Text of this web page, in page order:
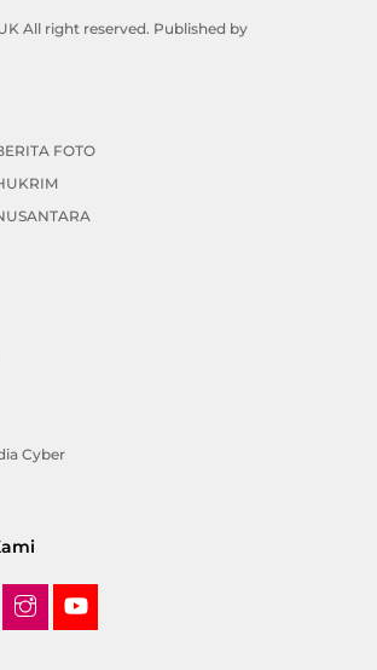
All right reserved. Published by
FOTO
Cyber